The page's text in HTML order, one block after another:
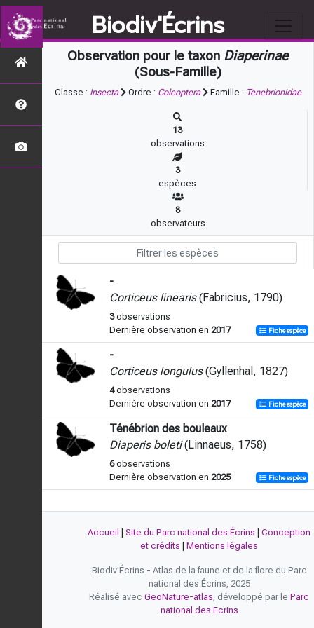
Biodiv'Écrins
Observation pour le taxon Diaperinae
(Sous-Famille)
Classe : Insecta Ordre : Coleoptera Famille : Tenebrionidae
13
observations
3
espèces
8
observateurs
-
Corticeus linearis(Fabricius, 1790)
3observations
Dernière observation en 2017 Fiche espèce
-
Corticeus longulus(Gyllenhal, 1827)
4observations
Dernière observation en 2017 Fiche espèce
Ténébrion des bouleaux
Diaperis boleti(Linnaeus, 1758)
6observations
Dernière observation en 2025 Fiche espèce
Accueil Site du Parc national des Écrins
Conception
et crédits
Mentions légales
Biodiv'Écrins - Atlas de la faune et de la flore du Parc
national des Écrins, 2025
Réalisé avec GeoNature-atlas, développé par le Parc
national des Ecrins